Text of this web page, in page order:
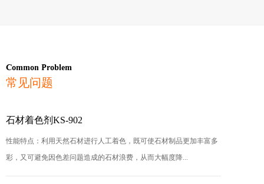
Common Problem
常见问题
石材着色剂KS-902
性能特点：利用天然石材进行人工着色，既可使石材制品更加丰富多
彩，又可避免因色差问题造成的石材浪费，从而大幅度降...